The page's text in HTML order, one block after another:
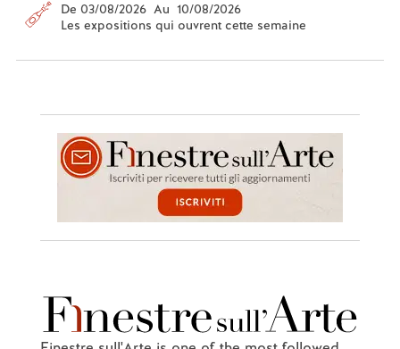
De 03/08/2026 Au 10/08/2026
Les expositions qui ouvrent cette semaine